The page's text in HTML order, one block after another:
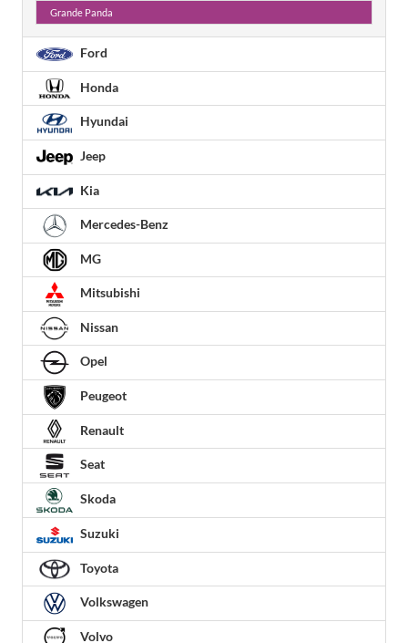
Grande Panda
Ford
Honda
Hyundai
Jeep
Kia
Mercedes-Benz
MG
Mitsubishi
Nissan
Opel
Peugeot
Renault
Seat
Skoda
Suzuki
Toyota
Volkswagen
Volvo